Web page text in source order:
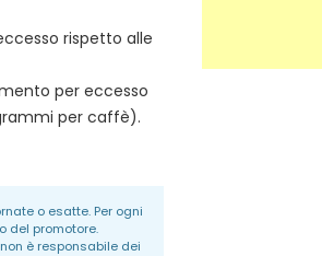
rispetto alle
per eccesso
per caffè).
o esatte. Per ogni
del promotore.
è responsabile dei